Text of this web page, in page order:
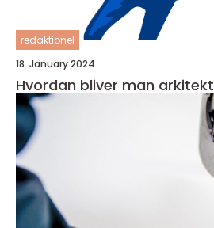
redaktionel
18. January 2024
Hvordan bliver man arkitekt